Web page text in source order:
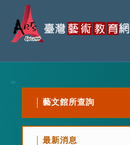
:::
藝文館所查詢
最新消息